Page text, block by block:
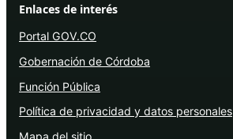
Enlaces de interés
Portal GOV.CO
Gobernación de Córdoba
Función Pública
Política de privacidad y datos personales